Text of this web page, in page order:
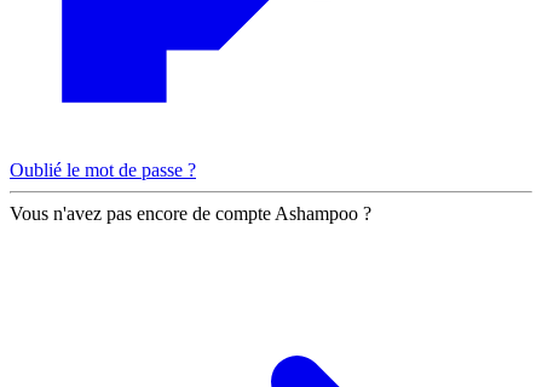
Oublié le mot de passe ?
Vous n'avez pas encore de compte Ashampoo ?